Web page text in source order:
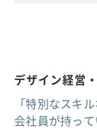
デザイン経営
「特別なスキ
会社員が持っ